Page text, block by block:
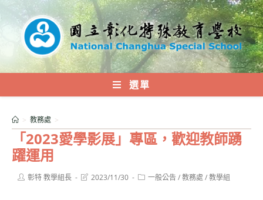
內
選單
「2023愛學影展」專區，歡迎教師踴
躍運用
> 教務處 >
Post彰特 教學組長
Post2023/11/30
Post一般公告/教務處 /教學組